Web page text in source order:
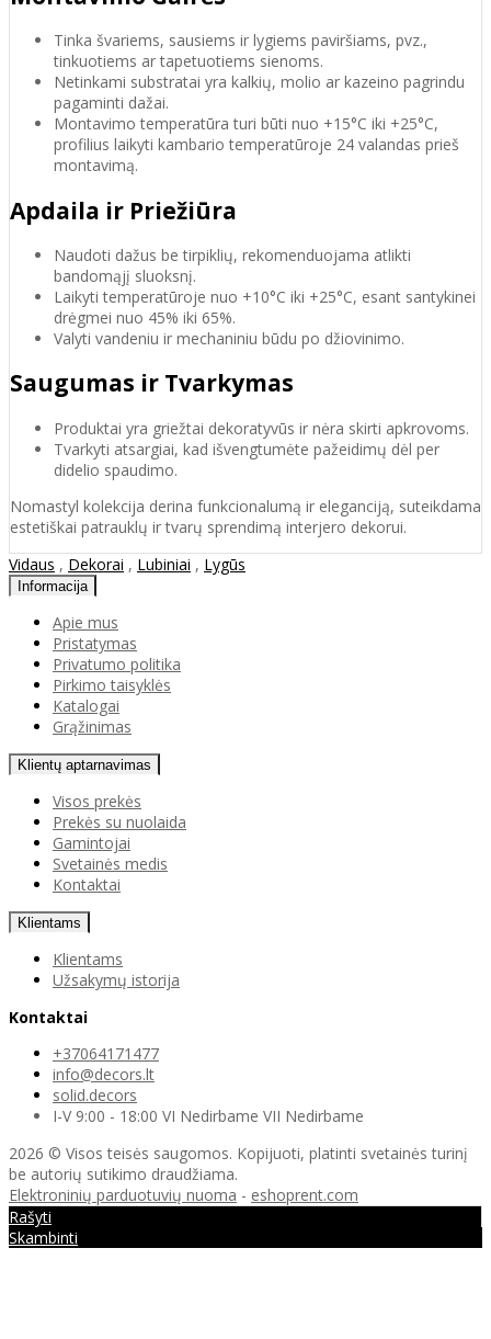
Tinka švariems, sausiems ir lygiems paviršiams, pvz.,
tinkuotiems ar tapetuotiems sienoms.
Netinkami substratai yra kalkių, molio ar kazeino pagrindu
pagaminti dažai.
Montavimo temperatūra turi būti nuo +15°C iki +25°C,
profilius laikyti kambario temperatūroje 24 valandas prieš
montavimą.
Apdaila ir Priežiūra
Naudoti dažus be tirpiklių, rekomenduojama atlikti
bandomąjį sluoksnį.
Laikyti temperatūroje nuo +10°C iki +25°C, esant santykinei
drėgmei nuo 45% iki 65%.
Valyti vandeniu ir mechaniniu būdu po džiovinimo.
Saugumas ir Tvarkymas
Produktai yra griežtai dekoratyvūs ir nėra skirti apkrovoms.
Tvarkyti atsargiai, kad išvengtumėte pažeidimų dėl per
didelio spaudimo.
Nomastyl kolekcija derina funkcionalumą ir eleganciją, suteikdama
estetiškai patrauklų ir tvarų sprendimą interjero dekorui.
Vidaus , Dekorai , Lubiniai , Lygūs
Informacija
Apie mus
Pristatymas
Privatumo politika
Pirkimo taisyklės
Katalogai
Grąžinimas
Klientų aptarnavimas
Visos prekės
Prekės su nuolaida
Gamintojai
Svetainės medis
Kontaktai
Klientams
Klientams
Užsakymų istorija
Kontaktai
+37064171477
info@decors.lt
solid.decors
I-V 9:00 - 18:00 VI Nedirbame VII Nedirbame
2026 © Visos teisės saugomos. Kopijuoti, platinti svetainės turinį
be autorių sutikimo draudžiama.
Elektroninių parduotuvių nuoma - eshoprent.com
Rašyti
Skambinti